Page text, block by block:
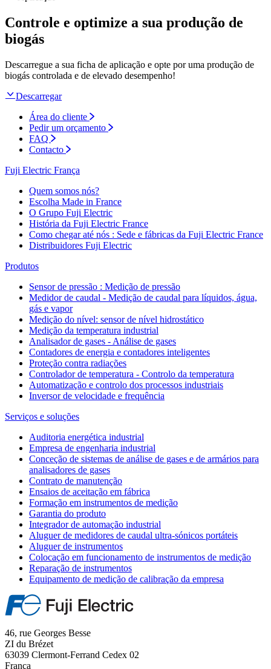
Controle e optimize a sua produção de
biogás
Descarregue a sua ficha de aplicação e opte por uma produção de
biogás controlada e de elevado desempenho!
Descarregar
Área do cliente
Pedir um orçamento
FAQ
Contacto
Fuji Electric França
Quem somos nós?
Escolha Made in France
O Grupo Fuji Electric
História da Fuji Electric France
Como chegar até nós : Sede e fábricas da Fuji Electric France
Distribuidores Fuji Electric
Produtos
Sensor de pressão : Medição de pressão
Medidor de caudal - Medição de caudal para líquidos, água,
gás e vapor
Medição do nível: sensor de nível hidrostático
Medição da temperatura industrial
Analisador de gases - Análise de gases
Contadores de energia e contadores inteligentes
Proteção contra radiações
Controlador de temperatura - Controlo da temperatura
Automatização e controlo dos processos industriais
Inversor de velocidade e frequência
Serviços e soluções
Auditoria energética industrial
Empresa de engenharia industrial
Conceção de sistemas de análise de gases e de armários para
analisadores de gases
Contrato de manutenção
Ensaios de aceitação em fábrica
Formação em instrumentos de medição
Garantia do produto
Integrador de automação industrial
Aluguer de medidores de caudal ultra-sónicos portáteis
Aluguer de instrumentos
Colocação em funcionamento de instrumentos de medição
Reparação de instrumentos
Equipamento de medição de calibração da empresa
46, rue Georges Besse
ZI du Brézet
63039 Clermont-Ferrand Cedex 02
França